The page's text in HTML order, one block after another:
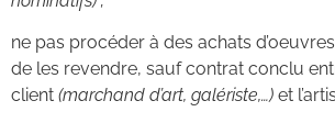
ne pas procéder à des achats
de les revendre, sauf contrat conclu
client (marchand d’art, galériste,…) et